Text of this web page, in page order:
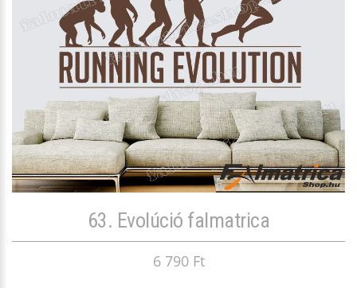
63. Evolúció falmatrica
6 790 Ft